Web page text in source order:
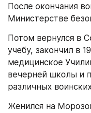
После окончания
Министерстве
Потом вернулся в
учебу, закончил в
медицинское
вечерней школы и
различных
Женился на